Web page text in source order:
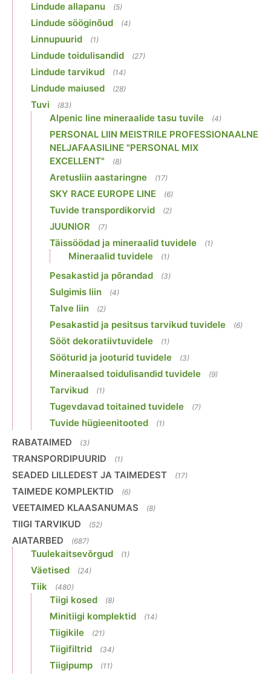
Lindude allapanu (5)
Lindude sööginõud (4)
Linnupuurid (1)
Lindude toidulisandid (27)
Lindude tarvikud (14)
Lindude maiused (28)
Tuvi (83)
Alpenic line mineraalide tasu tuvile (4)
PERSONAL LIIN MEISTRILE PROFESSIONAALNE
NELJAFAASILINE "PERSONAL MIX
EXCELLENT"
(8)
Aretusliin aastaringne (17)
SKY RACE EUROPE LINE (6)
Tuvide transpordikorvid (2)
JUUNIOR (7)
Täissöödad ja mineraalid tuvidele (1)
Mineraalid tuvidele (1)
Pesakastid ja põrandad (3)
Sulgimis liin (4)
Talve liin (2)
Pesakastid ja pesitsus tarvikud tuvidele (6)
Sööt dekoratiivtuvidele (1)
Sööturid ja jooturid tuvidele (3)
Mineraalsed toidulisandid tuvidele (9)
Tarvikud (1)
Tugevdavad toitained tuvidele (7)
Tuvide hügieenitooted (1)
RABATAIMED (3)
TRANSPORDIPUURID (1)
SEADED LILLEDEST JA TAIMEDEST (17)
TAIMEDE KOMPLEKTID (6)
VEETAIMED KLAASANUMAS (8)
TIIGI TARVIKUD (52)
AIATARBED (687)
Tuulekaitsevõrgud (1)
Väetised (24)
Tiik (480)
Tiigi kosed (8)
Minitiigi komplektid (14)
Tiigikile (21)
Tiigifiltrid (34)
Tiigipump (11)